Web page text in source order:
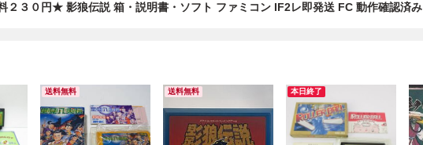
２３０円★ 影狼伝説 箱・説明書・ソフト ファミコン IF2レ即発送 FC 動作確認済み
送料無料 送料無料 本日終了